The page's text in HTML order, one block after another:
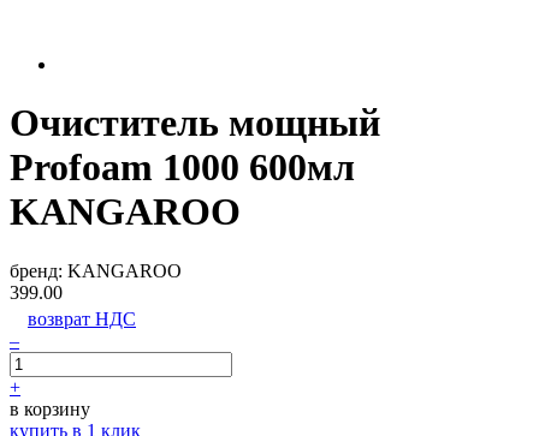
Очиститель мощный
Profoam 1000 600мл
KANGAROO
бренд: KANGAROO
399.00
возврат НДС
–
+
в корзину
купить в 1 клик